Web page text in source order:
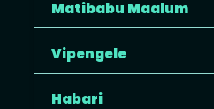
Matibabu Maalum
Vipengele
Habari